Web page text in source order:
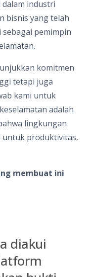
industri
bisnis yang telah
pemimpin
komitmen
tetapi juga
kami untuk
adalah
lingkungan
untuk produktivitas,
membuat ini
diakui